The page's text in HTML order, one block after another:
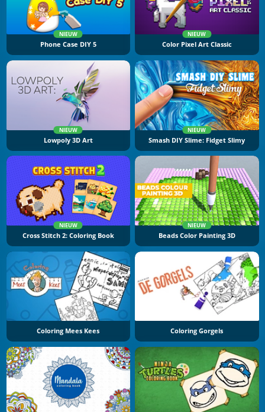
NIEUW
Phone Case DIY 5
NIEUW
Color Pixel Art Classic
NIEUW
Lowpoly 3D Art
NIEUW
Smash DIY Slime: Fidget Slimy
NIEUW
Cross Stitch 2: Coloring Book
NIEUW
Beads Color Painting 3D
Coloring Mees Kees Coloring Gorgels